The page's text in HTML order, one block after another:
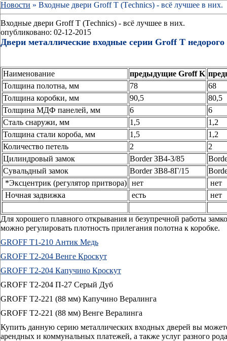
Новости » Входные двери Groff Т (Тechnics) - всё лучшее в них.
Входные двери Groff Т (Тechnics) - всё лучшее в них.
опубликовано: 02-12-2015
Двери металлические входные серии Groff Т
Наименование предыдущие Groff K
Толщина полотна, мм
78
68
Толщина коробки, мм
90,5
80,5
Толщина МДФ панелей, мм
6
6
Сталь снаружи, мм
1,5
1,2
Толщина стали короба, мм
1,5
1,2
Количество петель
2
2
Цилиндровый замок
Border ЗВ4-3/85
Сувальдный замок
Border ЗВ8-8Г/15
*Эксцентрик (регулятор притвора) нет
нет
Ночная задвижка
есть нет
Для хорошего плавного открывания и безупречной работы
можно регулировать плотность прилегания полотна к коробке.
GROFF Т1-210 Антик Медь
GROFF Т2-204 Венге Кроскут
GROFF Т2-204 Капучино Кроскут
GROFF Т2-204 П-27 Серый Дуб
GROFF Т2-221 (88 мм) Капучино Вералинга
GROFF Т2-221 (88 мм) Венге Вералинга
Купить данную серию металлических входных дверей вы
арендных и коммунальных платежей, а также услуг разного